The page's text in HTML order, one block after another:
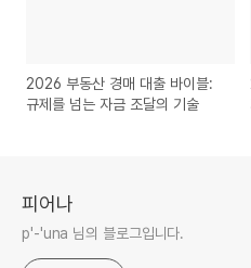
2026 부동산 경매 대출 바이블:
규제를 넘는 자금 조달의 기술
피어나
p'-'una 님의 블로그입니다.